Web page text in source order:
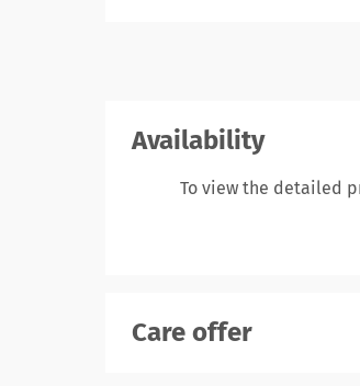
Availability
To view the detailed
Care offer